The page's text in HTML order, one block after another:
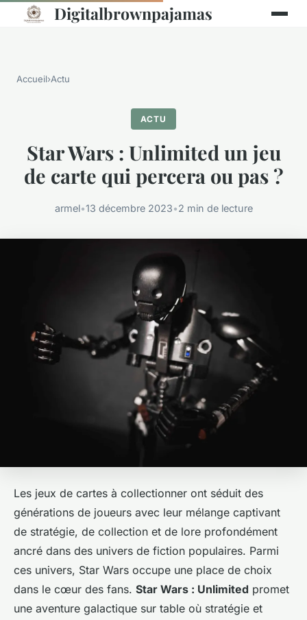
Digitalbrownpajamas
Accueil›Actu
ACTU
Star Wars : Unlimited un jeu
de carte qui percera ou pas ?
armel•13 décembre 2023•2 min de lecture
Les jeux de cartes à collectionner ont séduit des
générations de joueurs avec leur mélange captivant
de stratégie, de collection et de lore profondément
ancré dans des univers de fiction populaires. Parmi
ces univers, Star Wars occupe une place de choix
dans le cœur des fans. Star Wars : Unlimited promet
une aventure galactique sur table où stratégie et